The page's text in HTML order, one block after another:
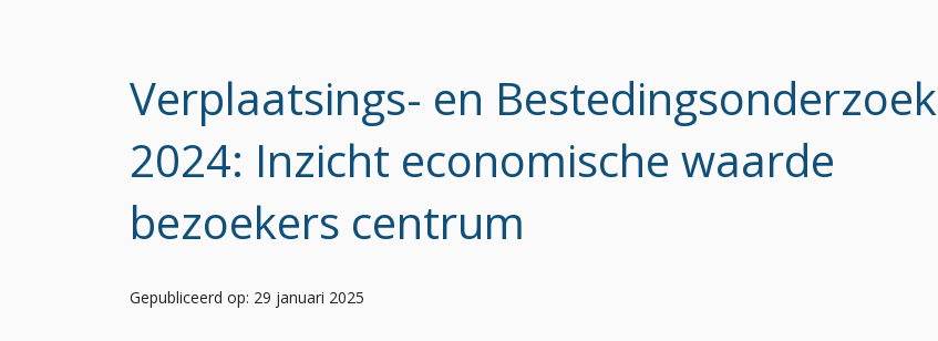
Verplaatsings- en Bestedingsonderzoek
2024: Inzicht economische waarde
bezoekers centrum
Gepubliceerd op: 29 januari 2025